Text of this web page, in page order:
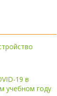
19 в
учебном году